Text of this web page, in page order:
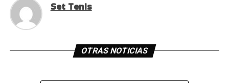
Set Tenis
OTRAS NOTICIAS